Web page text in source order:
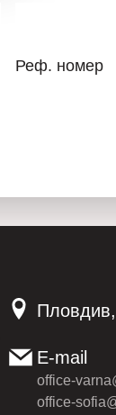
Реф. номер
E-mail
office-
office-